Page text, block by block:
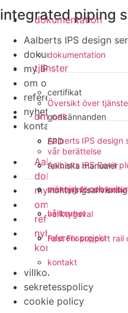
dokumentation
dokumentation
certifikat
godkännanden
EPD
tekniska manualer
tjänster
Översikt över
Aalberts IPS design
Aalberts IPS Revit
verktyg för
verktygsval
Fast Fix support rail
om oss
vår berättelse
människor och kultur
hållbarhet
referensprojekt
kontakt
integrated piping
Aalberts IPS design
dokumentation
my IPS
om oss
referensprojekt
nyheter
kontakt
Aalberts IPS design
dokumentation
my IPS
om oss
referensprojekt
nyheter
kontakt
villkor
sekretesspolicy
cookie policy